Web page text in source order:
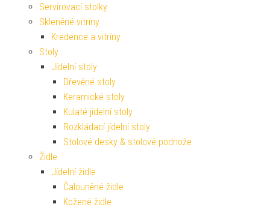
Servírovací stolky
Skleněné vitríny
Kredence a vitríny
Stoly
Jídelní stoly
Dřevěné stoly
Keramické stoly
Kulaté jídelní stoly
Rozkládací jídelní stoly
Stolové desky & stolové podnože
Židle
Jídelní židle
Čalouněné židle
Kožené židle